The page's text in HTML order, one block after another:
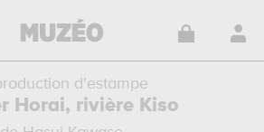
d'estampe
Horai, rivière Kiso